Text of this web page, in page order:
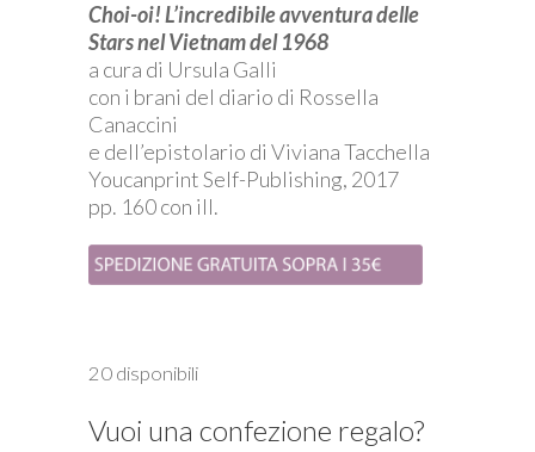
Choi-oi! L’incredibile avventura delle
Stars nel Vietnam del 1968
a cura di Ursula Galli
con i brani del diario di Rossella
Canaccini
e dell’epistolario di Viviana Tacchella
Youcanprint Self-Publishing, 2017
pp. 160 con ill.
20 disponibili
Vuoi una confezione regalo?